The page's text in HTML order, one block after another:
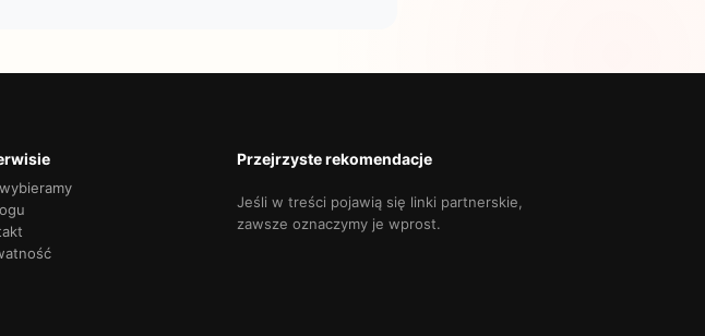
Przejrzyste rekomendacje
Jeśli w treści pojawią się linki partnerskie,
zawsze oznaczymy je wprost.